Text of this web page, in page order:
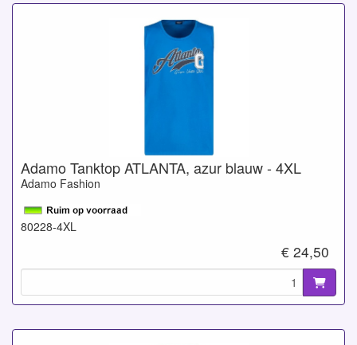
Adamo Tanktop ATLANTA, azur blauw - 4XL
Adamo Fashion
80228-4XL
€ 24,50